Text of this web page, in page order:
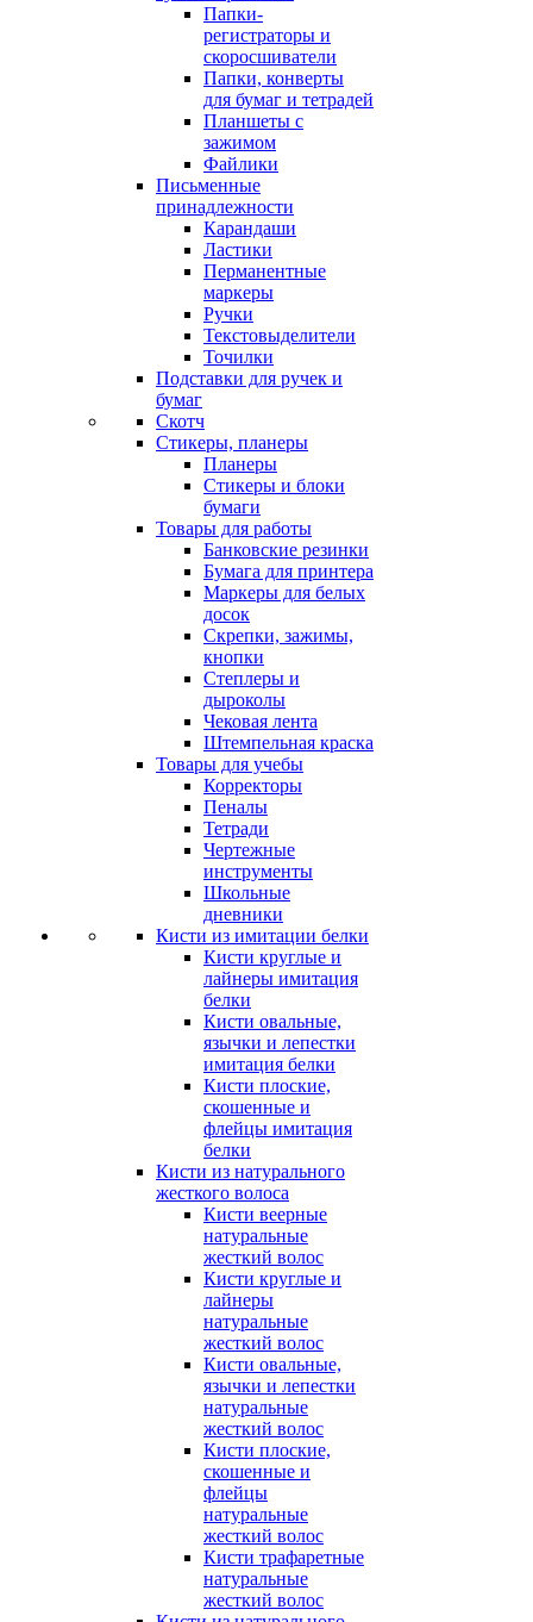
Папки-
регистраторы и
скоросшиватели
Папки, конверты
для бумаг и тетрадей
Планшеты с
зажимом
Файлики
Письменные
принадлежности
Карандаши
Ластики
Перманентные
маркеры
Ручки
Текстовыделители
Точилки
Подставки для ручек и
бумаг
Скотч
Стикеры, планеры
Планеры
Стикеры и блоки
бумаги
Товары для работы
Банковские резинки
Бумага для принтера
Маркеры для белых
досок
Скрепки, зажимы,
кнопки
Степлеры и
дыроколы
Чековая лента
Штемпельная краска
Товары для учебы
Корректоры
Пеналы
Тетради
Чертежные
инструменты
Школьные
дневники
Кисти из имитации белки
Кисти круглые и
лайнеры имитация
белки
Кисти овальные,
язычки и лепестки
имитация белки
Кисти плоские,
скошенные и
флейцы имитация
белки
Кисти из натурального
жесткого волоса
Кисти веерные
натуральные
жесткий волос
Кисти круглые и
лайнеры
натуральные
жесткий волос
Кисти овальные,
язычки и лепестки
натуральные
жесткий волос
Кисти плоские,
скошенные и
флейцы
натуральные
жесткий волос
Кисти трафаретные
натуральные
жесткий волос